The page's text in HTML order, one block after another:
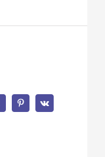
Tumblr PinterestVk